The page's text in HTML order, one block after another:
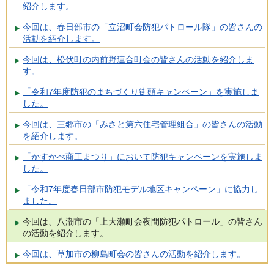
紹介します。
今回は、春日部市の「立沼町会防犯パトロール隊」の皆さんの
活動を紹介します。
今回は、松伏町の内前野連合町会の皆さんの活動を紹介しま
す。
「令和7年度防犯のまちづくり街頭キャンペーン」を実施しま
した。
今回は、三郷市の「みさと第六住宅管理組合」の皆さんの活動
を紹介します。
「かすかべ商工まつり」において防犯キャンペーンを実施しま
した。
「令和7年度春日部市防犯モデル地区キャンペーン」に協力し
ました。
今回は、八潮市の「上大瀬町会夜間防犯パトロール」の皆さん
の活動を紹介します。
今回は、草加市の柳島町会の皆さんの活動を紹介します。